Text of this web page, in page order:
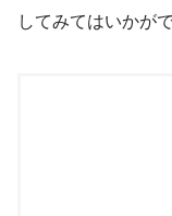
してみてはいかが